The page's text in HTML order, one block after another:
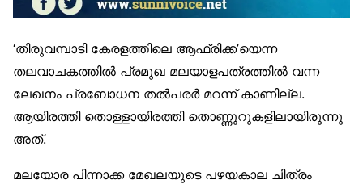
‘തിരുവമ്പാടി കേരളത്തിലെ ആഫ്രിക്ക’യെന്ന
തലവാചകത്തിൽ പ്രമുഖ മലയാളപത്രത്തിൽ വന്ന
ലേഖനം പ്രബോധന തൽപരർ മറന്ന് കാണില്ല.
ആയിരത്തി തൊള്ളായിരത്തി തൊണ്ണൂറുകളിലായിരുന്നു
അത്.
മലയോര പിന്നാക്ക മേഖലയുടെ പഴയകാല ചിത്രം